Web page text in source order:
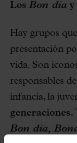
Los Bon dia y
Hay grupos
presentación
vida. Son
responsables
infancia, la
generaciones.
Bon dia,